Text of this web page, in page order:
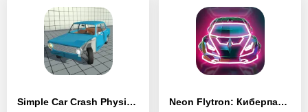
Simple Car Crash Physics Sim Neon Flytron: Киберпанк Симулятор Летающей Машины